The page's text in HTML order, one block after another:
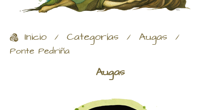
Inicio / Categorías / Augas /
Ponte Pedriña
Augas